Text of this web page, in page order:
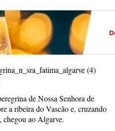
de Nossa Senhora de
a ribeira do Vascão e, cruzando
ao Algarve.